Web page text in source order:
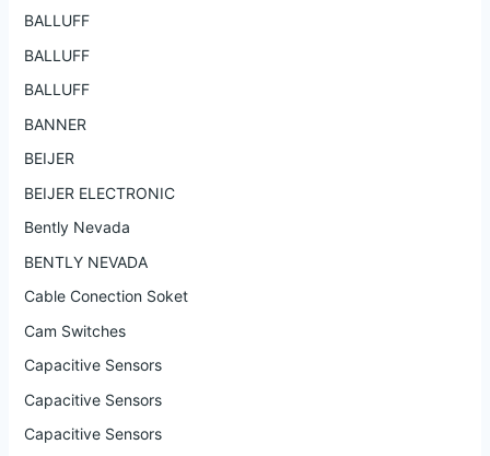
BALLUFF
BALLUFF
BALLUFF
BANNER
BEIJER
BEIJER ELECTRONIC
Bently Nevada
BENTLY NEVADA
Cable Conection Soket
Cam Switches
Capacitive Sensors
Capacitive Sensors
Capacitive Sensors